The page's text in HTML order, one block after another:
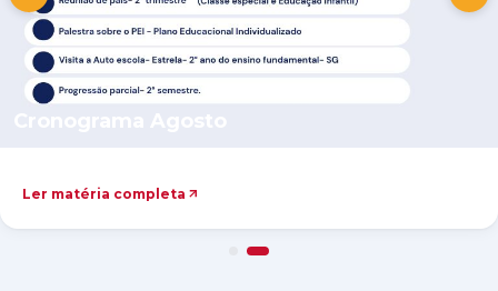
Ler matéria completa